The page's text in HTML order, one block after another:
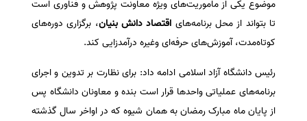
موضوع یکی از ماموریت‌های ویژه معاونت پژوهش و فناوری است
تا بتواند از محل برنامه‌های اقتصاد دانش بنیان، برگزاری دوره‌های
کوتاه‌مدت، آموزش‌های حرفه‌ای وغیره درآمدزایی کند.
رئیس دانشگاه آزاد اسلامی ادامه داد: برای نظارت بر تدوین و اجرای
برنامه‌های عملیاتی واحد‌ها قرار است بنده و معاونان دانشگاه پس
از پایان ماه مبارک رمضان به همان شیوه که در اواخر سال گذشته